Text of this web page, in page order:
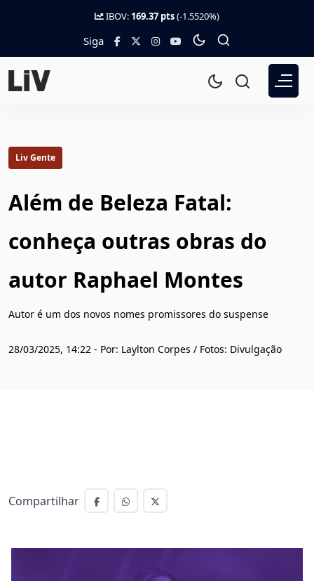
IBOV: 169.37 pts(-1.5520%)
Siga
Liv Gente
Além de Beleza Fatal:
conheça outras obras do
autor Raphael Montes
Autor é um dos novos nomes promissores do suspense
28/03/2025, 14:22 - Por: Laylton Corpes / Fotos: Divulgação
Compartilhar